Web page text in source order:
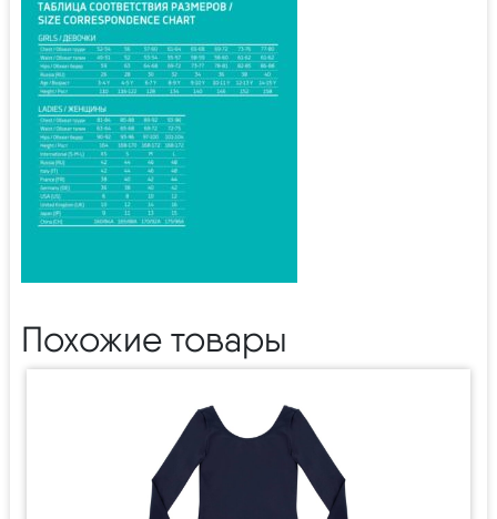
Похожие товары